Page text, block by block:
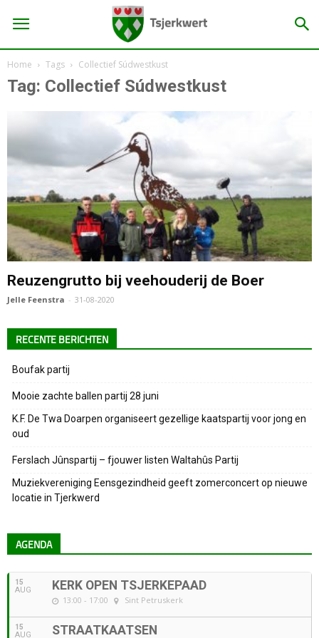
Home Tags Collectief Súdwestkust
Tag: Collectief Súdwestkust
Reuzengrutto bij veehouderij de Boer
Jelle Feenstra - 31-08-2020
RECENTE BERICHTEN
Boufak partij
Mooie zachte ballen partij 28 juni
K.F. De Twa Doarpen organiseert gezellige kaatspartij voor jong en
oud
Ferslach Jûnspartij – fjouwer listen Waltahûs Partij
Muziekvereniging Eensgezindheid geeft zomerconcert op nieuwe
locatie in Tjerkwerd
AGENDA
15
AUG KERK OPEN TSJERKEPAAD
13:00 - 17:00 Sint Petruskerk
15
AUG STRAATKAATSEN